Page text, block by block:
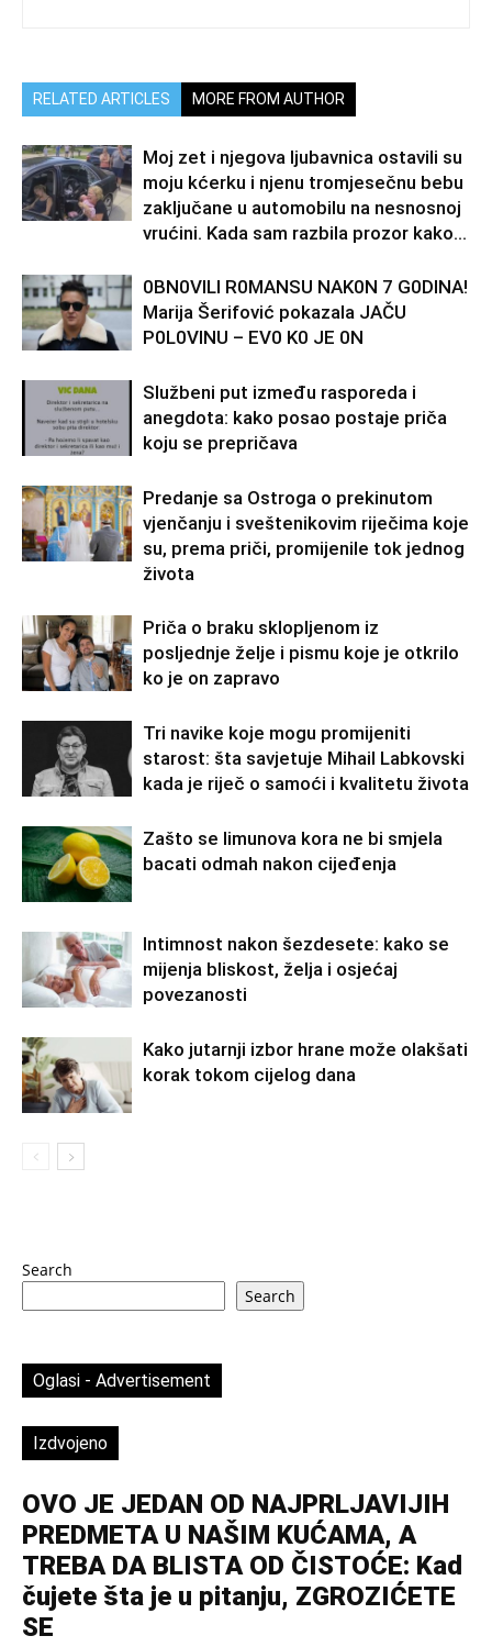
RELATED ARTICLES MORE FROM AUTHOR
Moj zet i njegova ljubavnica ostavili su
moju kćerku i njenu tromjesečnu bebu
zaključane u automobilu na nesnosnoj
vrućini. Kada sam razbila prozor kako...
0BN0VlLl R0MANSU NAK0N 7 G0DlNA!
Marija Šerifović pokazala JAČU
P0L0VINU – EV0 K0 JE 0N
Službeni put između rasporeda i
anegdota: kako posao postaje priča
koju se prepričava
Predanje sa Ostroga o prekinutom
vjenčanju i sveštenikovim riječima koje
su, prema priči, promijenile tok jednog
života
Priča o braku sklopljenom iz
posljednje želje i pismu koje je otkrilo
ko je on zapravo
Tri navike koje mogu promijeniti
starost: šta savjetuje Mihail Labkovski
kada je riječ o samoći i kvalitetu života
Zašto se limunova kora ne bi smjela
bacati odmah nakon cijeđenja
Intimnost nakon šezdesete: kako se
mijenja bliskost, želja i osjećaj
povezanosti
Kako jutarnji izbor hrane može olakšati
korak tokom cijelog dana
Search
Search
Oglasi - Advertisement
Izdvojeno
OVO JE JEDAN OD NAJPRLJAVIJIH
PREDMETA U NAŠIM KUĆAMA, A
TREBA DA BLISTA OD ČISTOĆE: Kad
čujete šta je u pitanju, ZGROZIĆETE
SE